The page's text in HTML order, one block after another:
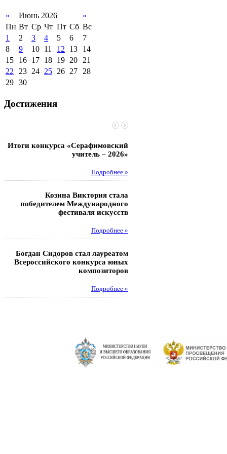
« Июнь 2026
»
Пн Вт Ср Чт Пт Сб Вс
1
2 3 4 5 6
7
8
9 10 11 12 13
14
15
16 17 18 19 20 21
22 23 24 25 26 27 28
29 30
Достижения
Итоги конкурса «Серафимовский
учитель – 2026»
Подробнее »
Козина Виктория стала
победителем Международного
фестиваля искусств
Подробнее »
Богдан Сидоров стал лауреатом
Всероссийского конкурса юных
композиторов
Подробнее »